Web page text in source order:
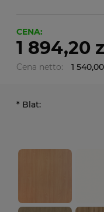
CENA:
1 894,20
Cena netto: 1 540,00
* Blat: